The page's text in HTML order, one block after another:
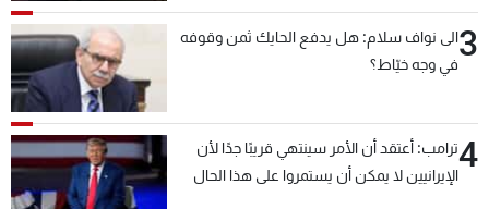
3الى نواف سلام: هل يدفع الحايك ثمن وقوفه
في وجه خيّاط؟
4ترامب: أعتقد أن الأمر سينتهي قريبًا جدًا لأن
الإيرانيين لا يمكن أن يستمروا على هذا الحال